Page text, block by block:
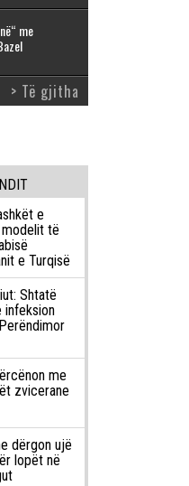
me
> Të gjitha
e
të
e Turqisë
Shtatë
infeksion
me
zvicerane
dërgon ujë
lopët në